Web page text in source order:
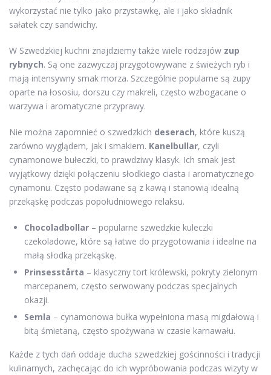
wykorzystać nie tylko jako przystawkę, ale i jako składnik
sałatek czy sandwichy.
W Szwedzkiej kuchni znajdziemy także wiele rodzajów zup
rybnych. Są one zazwyczaj przygotowywane z świeżych ryb i
mają intensywny smak morza. Szczególnie popularne są zupy
oparte na łososiu, dorszu czy makreli, często wzbogacane o
warzywa i aromatyczne przyprawy.
Nie można zapomnieć o szwedzkich deserach, które kuszą
zarówno wyglądem, jak i smakiem. Kanelbullar, czyli
cynamonowe bułeczki, to prawdziwy klasyk. Ich smak jest
wyjątkowy dzięki połączeniu słodkiego ciasta i aromatycznego
cynamonu. Często podawane są z kawą i stanowią idealną
przekąskę podczas popołudniowego relaksu.
Chocoladbollar – popularne szwedzkie kuleczki
czekoladowe, które są łatwe do przygotowania i idealne na
małą słodką przekąskę.
Prinsesstårta – klasyczny tort królewski, pokryty zielonym
marcepanem, często serwowany podczas specjalnych
okazji.
Semla – cynamonowa bułka wypełniona masą migdałową i
bitą śmietaną, często spożywana w czasie karnawału.
Każde z tych dań oddaje ducha szwedzkiej gościnności i tradycji
kulinarnych, zachęcając do ich wypróbowania podczas wizyty w